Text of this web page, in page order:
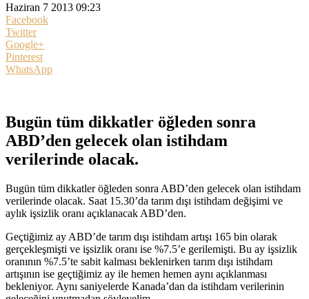
Haziran 7 2013 09:23
Facebook
Twitter
Google+
Pinterest
WhatsApp
Bugün tüm dikkatler öğleden sonra
ABD’den gelecek olan istihdam
verilerinde olacak.
Bugün tüm dikkatler öğleden sonra ABD’den gelecek olan istihdam
verilerinde olacak. Saat 15.30’da tarım dışı istihdam değişimi ve
aylık işsizlik oranı açıklanacak ABD’den.
Geçtiğimiz ay ABD’de tarım dışı istihdam artışı 165 bin olarak
gerçekleşmişti ve işsizlik oranı ise %7.5’e gerilemişti. Bu ay işsizlik
oranının %7.5’te sabit kalması beklenirken tarım dışı istihdam
artışının ise geçtiğimiz ay ile hemen hemen aynı açıklanması
bekleniyor. Aynı saniyelerde Kanada’dan da istihdam verilerinin